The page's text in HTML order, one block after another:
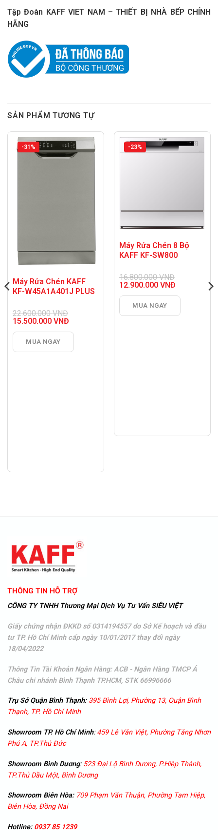
Tập Đoàn KAFF VIET NAM – THIẾT BỊ NHÀ BẾP CHÍNH
HÃNG
SẢN PHẨM TƯƠNG TỰ
-31%
Máy Rửa Chén KAFF
KF-W45A1A401J PLUS
22.600.000VNĐ
Giá
là:
22.600.000 VNĐ.
15.500.000 VNĐ
hiện
là:
MUA NGAY
-23%
Máy Rửa Chén 8 Bộ
KAFF KF-SW800
16.800.000VNĐ
Giá
là:
16.800.000 VNĐ.
12.900.000 VNĐ
hiện
là:
MUA NGAY
THÔNG TIN HỖ TRỢ
CÔNG TY TNHH Thương Mại Dịch Vụ Tư Vấn SIÊU VIỆT
Giấy chứng nhận ĐKKD số 0314194557 do Sở Kế hoạch và đầu
tư TP. Hồ Chí Minh cấp ngày 10/01/2017 thay đổi ngày
18/04/2022
Thông Tin Tài Khoản Ngân Hàng: ACB - Ngân Hàng TMCP Á
Châu chi nhánh Bình Thạnh TP.HCM, STK 66996666
Trụ Sở Quận Bình Thạnh: 395 Bình Lợi, Phường 13, Quận Bình
Thạnh, TP. Hồ Chí Minh
Showroom TP. Hồ Chí Minh:459 Lê Văn Việt, Phường Tăng Nhơn
Phú A, TP.Thủ Đức
Showroom Bình Dương:523 Đại Lộ Bình Dương, P.Hiệp Thành,
TP.Thủ Dầu Một, Bình Dương
Showroom Biên Hòa: 709 Phạm Văn Thuận, Phường Tam Hiệp,
Biên Hòa, Đồng Nai
Hotline:0937 85 1239